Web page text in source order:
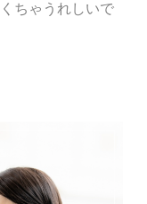
ちゃうれしいで